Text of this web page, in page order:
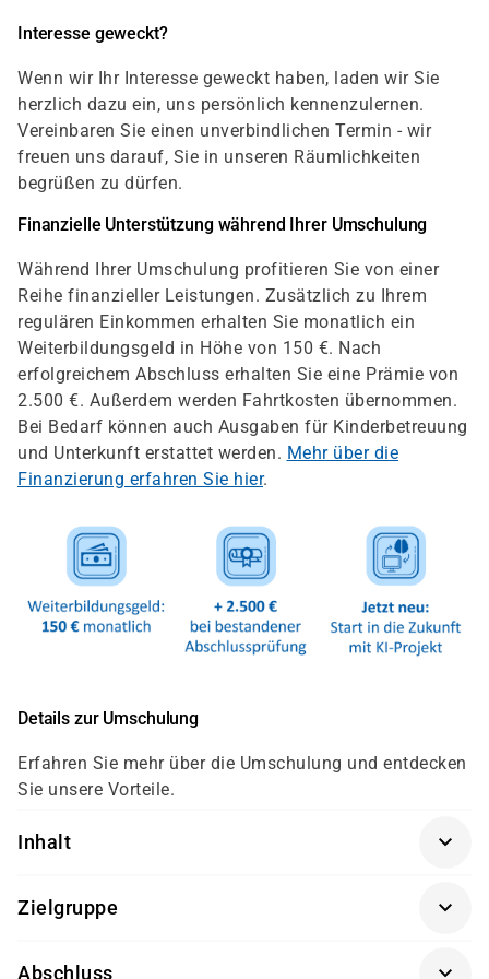
Interesse geweckt?
Wenn wir Ihr Interesse geweckt haben, laden wir Sie
herzlich dazu ein, uns persönlich kennenzulernen.
Vereinbaren Sie einen unverbindlichen Termin - wir
freuen uns darauf, Sie in unseren Räumlichkeiten
begrüßen zu dürfen.
Finanzielle Unterstützung während Ihrer Umschulung
Während Ihrer Umschulung profitieren Sie von einer
Reihe finanzieller Leistungen. Zusätzlich zu Ihrem
regulären Einkommen erhalten Sie monatlich ein
Weiterbildungsgeld in Höhe von 150 €. Nach
erfolgreichem Abschluss erhalten Sie eine Prämie von
2.500 €. Außerdem werden Fahrtkosten übernommen.
Bei Bedarf können auch Ausgaben für Kinderbetreuung
und Unterkunft erstattet werden. Mehr über die
Finanzierung erfahren Sie hier.
Details zur Umschulung
Erfahren Sie mehr über die Umschulung und entdecken
Sie unsere Vorteile.
Inhalt
Fachrichtung Systemintegration gliedert sich nach der
Zielgruppe
Arbeitssuchende mit abgeschlossener Ausbildung, die
Abschluss